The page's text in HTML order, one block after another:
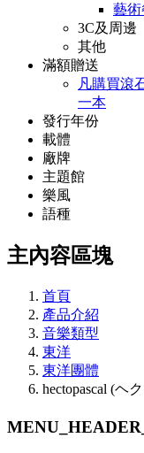
藝術
3C及周邊
其他
滿額贈送
凡購買滾
一本
發行年份
載體
廠牌
主題館
樂風
語種
主內容區塊
首頁
產品介紹
音樂類型
東洋
東洋團體
hectopascal (ヘ